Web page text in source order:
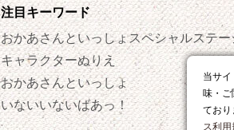
当サ
味・ご
ており
ス利用
注目キーワード
おかあさんといっしょスペシャルステー
キャラクターぬりえ
おかあさんといっしょ
いないいないばあっ！